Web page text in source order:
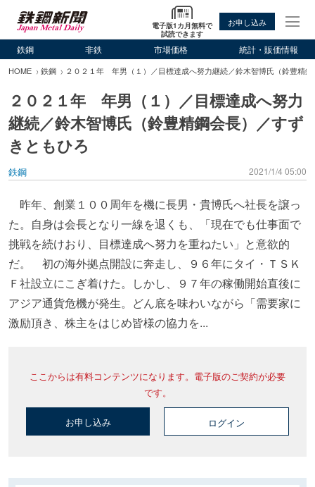
電子版1カ月無料で
試読できます
お申し込み
鉄鋼 非鉄 市場価格 統計・販価情報
HOME 鉄鋼 ２０２１年 年男（１）／目標達成へ努力継続／鈴木智博氏（鈴豊精
２０２１年 年男（１）／目標達成へ努力
継続／鈴木智博氏（鈴豊精鋼会長）／すず
きともひろ
鉄鋼 2021/1/4 05:00
昨年、創業１００周年を機に長男・貴博氏へ社長を譲っ
た。自身は会長となり一線を退くも、「現在でも仕事面で
挑戦を続けおり、目標達成へ努力を重ねたい」と意欲的
だ。 初の海外拠点開設に奔走し、９６年にタイ・ＴＳＫ
Ｆ社設立にこぎ着けた。しかし、９７年の稼働開始直後に
アジア通貨危機が発生。どん底を味わいながら「需要家に
激励頂き、株主をはじめ皆様の協力を...
ここからは有料コンテンツになります。電子版のご契約が必要
です。
お申し込み ログイン